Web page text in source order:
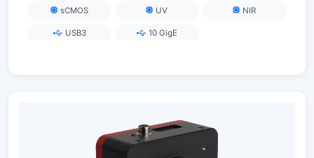
sCMOS UV NIR
USB3 10 GigE